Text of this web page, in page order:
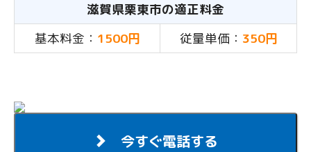
滋賀県栗東市の適正料金
基本料金： 1500円 従量単価： 350円
今すぐ電話する